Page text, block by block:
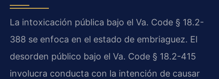
La intoxicación pública bajo el Va. Code § 18.2-
388 se enfoca en el estado de embriaguez. El
desorden público bajo el Va. Code § 18.2-415
involucra conducta con la intención de causar